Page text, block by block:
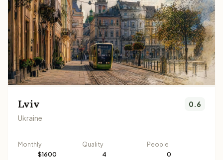
Lviv
Ukraine
0.6
Monthly
$1600
Quality
4
People
0